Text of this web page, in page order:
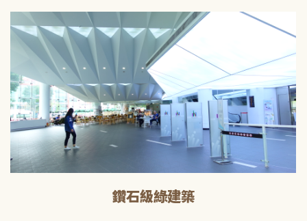
鑽石級綠建築